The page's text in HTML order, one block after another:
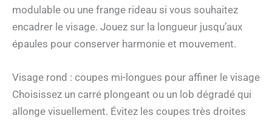
modulable ou une frange rideau si vous souhaitez
encadrer le visage. Jouez sur la longueur jusqu’aux
épaules pour conserver harmonie et mouvement.
Visage rond : coupes mi-longues pour affiner le visage
Choisissez un carré plongeant ou un lob dégradé qui
allonge visuellement. Évitez les coupes très droites